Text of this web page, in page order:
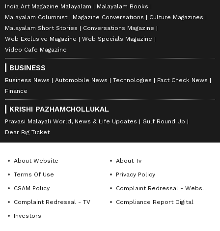
India Art Magazine Malayalam
Malayalam Books
Malayalam Columnist
Magazine Conversations
Culture Magazines
Malayalam Short Stories
Conversations Magazine
Web Exclusive Magazine
Web Specials Magazine
Video Cafe Magazine
BUSINESS
Business News Automobile News Technologies
Fact Check News
Finance
KRISHI PAZHAMCHOLLUKAL
Pravasi Malayali World, News & Life Updates
Gulf Round Up
Dear Big Ticket
About Website
About Tv
Terms Of Use
Privacy Policy
CSAM Policy
Complaint Redressal - Website
Complaint Redressal - TV
Compliance Report Digital
Investors